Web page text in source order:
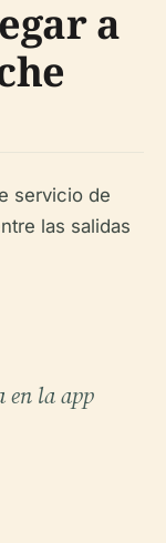
a
servicio de
las salidas
en la app